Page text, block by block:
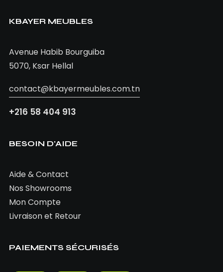
KBAYER MEUBLES
Avenue Habib Bourguiba
5070, Ksar Hellal
contact@kbayermeubles.com.tn
+216 58 404 913
BESOIN D'AIDE
Aide & Contact
Nos Showrooms
Mon Compte
Livraison et Retour
PAIEMENTS SÉCURISÉS